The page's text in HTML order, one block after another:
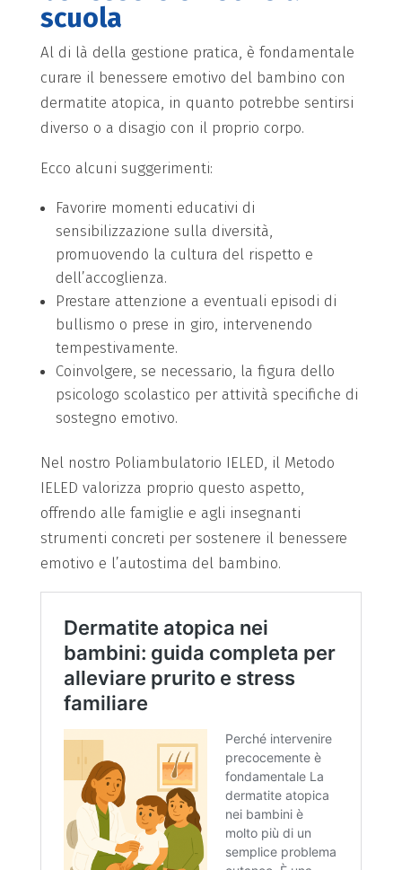
scuola
Al di là della gestione pratica, è fondamentale
curare il benessere emotivo del bambino con
dermatite atopica, in quanto potrebbe sentirsi
diverso o a disagio con il proprio corpo.
Ecco alcuni suggerimenti:
Favorire momenti educativi di
sensibilizzazione sulla diversità,
promuovendo la cultura del rispetto e
dell’accoglienza.
Prestare attenzione a eventuali episodi di
bullismo o prese in giro, intervenendo
tempestivamente.
Coinvolgere, se necessario, la figura dello
psicologo scolastico per attività specifiche di
sostegno emotivo.
Nel nostro Poliambulatorio IELED, il Metodo
IELED valorizza proprio questo aspetto,
offrendo alle famiglie e agli insegnanti
strumenti concreti per sostenere il benessere
emotivo e l’autostima del bambino.